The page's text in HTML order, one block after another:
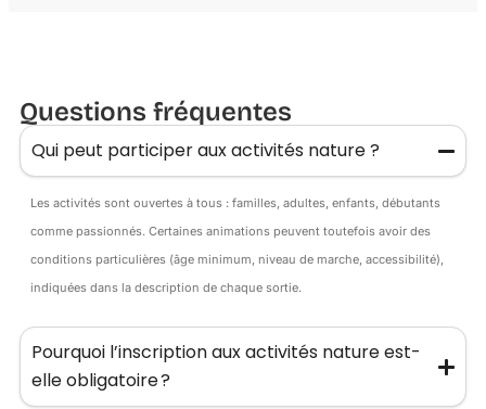
Questions fréquentes
Qui peut participer aux activités nature ?
Les activités sont ouvertes à tous : familles, adultes, enfants, débutants
comme passionnés. Certaines animations peuvent toutefois avoir des
conditions particulières (âge minimum, niveau de marche, accessibilité),
indiquées dans la description de chaque sortie.
Pourquoi l’inscription aux activités nature est-
elle obligatoire ?